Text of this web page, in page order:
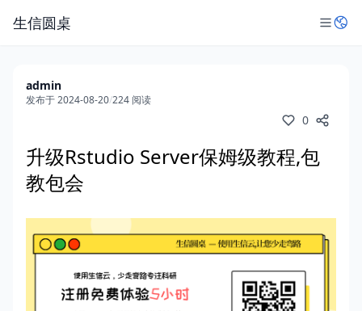
生信圆桌
admin
发布于 2024-08-20/224 阅读
0
升级Rstudio Server保姆级教程,包
教包会